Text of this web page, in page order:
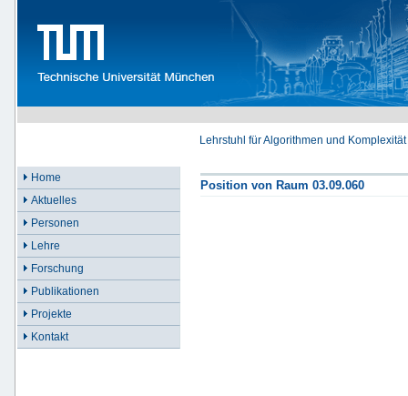
Lehrstuhl für Algorithmen und Komplexität
Home
Aktuelles
Personen
Lehre
Forschung
Publikationen
Projekte
Kontakt
Position von Raum 03.09.060